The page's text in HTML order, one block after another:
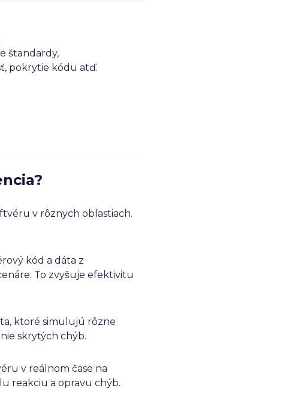
štandardy,
pokrytie kódu atď.
v rôznych oblastiach.
kód a dáta z
To zvyšuje efektivitu
ktoré simulujú rôzne
skrytých chýb.
v reálnom čase na
reakciu a opravu chýb.